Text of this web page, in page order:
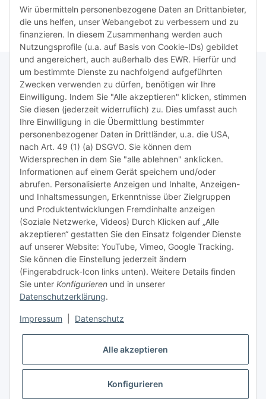
Pro 6230 & 6830
TiDis Lizenzsystem
Meist besuchte Seiten:
Tipps & Tricks rund um Sublimation
TiDis Videos auf Youtube
Nachfüllpreise für Druckerpatronen
Refillservice Patronen verpacken
TiDis Druckerwerkstatt
TiDis PC & Notebookwerkstatt
TiDis eScooter Werkstatt
GIC (German Ink Company)
Der Refiller (Infoportal)
* Alle Preise inkl. gesetzlicher USt., zzgl.Versand
Wir übermitteln personenbezogene Daten an Drittanbieter,
die uns helfen, unser Webangebot zu verbessern und zu
finanzieren. In diesem Zusammenhang werden auch
Nutzungsprofile (u.a. auf Basis von Cookie-IDs) gebildet
und angereichert, auch außerhalb des EWR. Hierfür und
um bestimmte Dienste zu nachfolgend aufgeführten
Zwecken verwenden zu dürfen, benötigen wir Ihre
Einwilligung. Indem Sie "Alle akzeptieren" klicken, stimmen
Sie diesen (jederzeit widerruflich) zu. Dies umfasst auch
Ihre Einwilligung in die Übermittlung bestimmter
personenbezogener Daten in Drittländer, u.a. die USA,
nach Art. 49 (1) (a) DSGVO. Sie können dem
Widersprechen in dem Sie "alle ablehnen" anklicken.
Informationen auf einem Gerät speichern und/oder
abrufen. Personalisierte Anzeigen und Inhalte, Anzeigen-
und Inhaltsmessungen, Erkenntnisse über Zielgruppen
und Produktentwicklungen Fremdinhalte anzeigen
(Soziale Netzwerke, Videos) Durch Klicken auf „Alle
akzeptieren“ gestatten Sie den Einsatz folgender Dienste
auf unserer Website: YouTube, Vimeo, Google Tracking.
Sie können die Einstellung jederzeit ändern
(Fingerabdruck-Icon links unten). Weitere Details finden
Sie unter Konfigurieren und in unserer
Datenschutzerklärung.
Impressum Datenschutz
Alle akzeptieren
Konfigurieren